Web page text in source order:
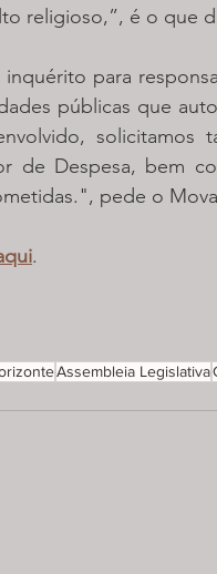
religioso,”, é o que
para
públicas que
solicitamos
de Despesa, bem
pede o
.
Assembleia Legislativa